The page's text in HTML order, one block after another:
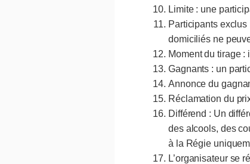
Limite : une
Participants
domiciliés ne
Moment du tirage
Gagnants : un
Annonce du
Réclamation du
Différend : Un
des alcools, des
à la Régie
L’organisateur se